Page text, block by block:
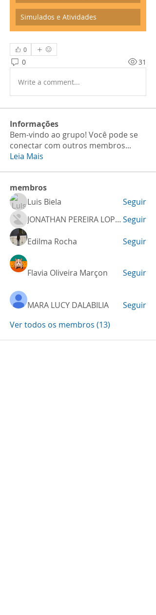
Simulados e Atividades
0
0 31
Write a comment...
Informações
Bem-vindo ao grupo! Você pode se
conectar com outros membros...
Leia Mais
membros
Luis Biela
Seguir
JONATHAN PEREIRA LOPES PESSOASeguir
Edilma Rocha Seguir
Flavia Oliveira Marçon Seguir
MARA LUCY DALABILIA
Seguir
Ver todos os membros (13)